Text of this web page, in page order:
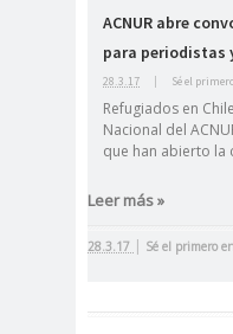
cación
entales
#Destacado
#Importante
ACNUR abre
para periodistas
28.3.17 | Sé el
Refugiados en
Nacional del
que han abierto la
Leer más »
28.3.17 | Sé el primero